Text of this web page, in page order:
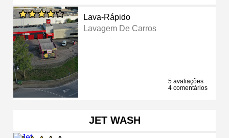
Lava-Rápido
Lavagem De Carros
5 avaliações
4 comentários
JET WASH